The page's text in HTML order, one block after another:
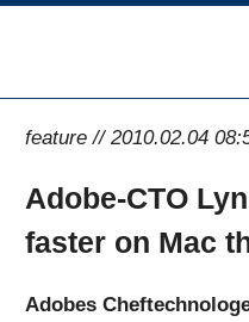
feature // 2010.02.04
Adobe-CTO
faster on Mac
Adobes